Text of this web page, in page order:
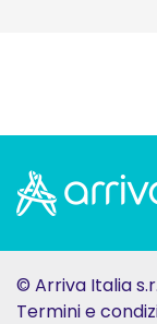
© Arriva Italia
Termini e